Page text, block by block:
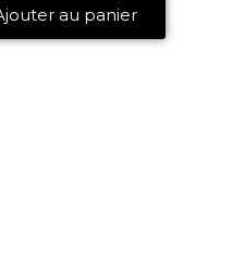
au panier